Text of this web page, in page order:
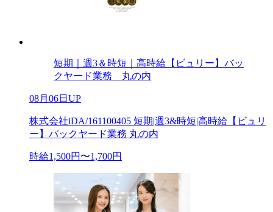
短期｜週3＆時短｜高時給【ビュリー】バッ
クヤード業務 丸の内
08月06日UP
株式会社iDA/161100405 短期|週3&時短|高時給【ビュリ
ー】バックヤード業務 丸の内
時給1,500円〜1,700円